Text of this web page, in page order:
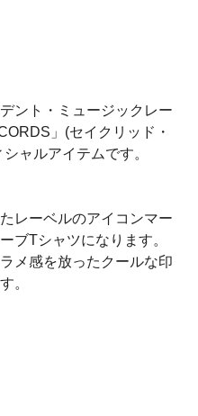
ント・ミュージックレー
」(セイクリッド・
ャルアイテムです。
レーベルのアイコンマー
ブTシャツになります。
メ感を放ったクールな印
。